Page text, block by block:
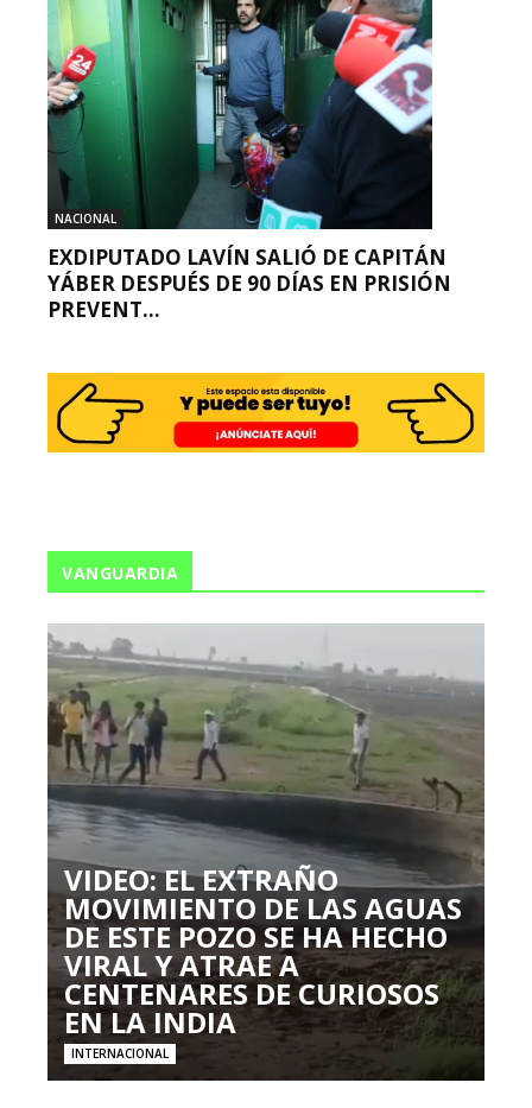
NACIONAL
EXDIPUTADO LAVÍN SALIÓ DE CAPITÁN
YÁBER DESPUÉS DE 90 DÍAS EN PRISIÓN
PREVENT...
VANGUARDIA
VIDEO: EL EXTRAÑO
MOVIMIENTO DE LAS AGUAS
DE ESTE POZO SE HA HECHO
VIRAL Y ATRAE A
CENTENARES DE CURIOSOS
EN LA INDIA
INTERNACIONAL